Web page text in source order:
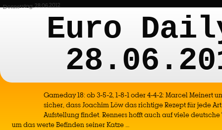
Donnerstag, 28.06.2012
Euro
Gameday 18: ob 3-5-2, 1-8-1 oder 4-4-2: Marcel Meinert
sicher, dass Joachim Löw das richtige Rezept für jede
Aufstellung findet. Renners hofft auch auf viele
um das werte Befinden seiner Katze …